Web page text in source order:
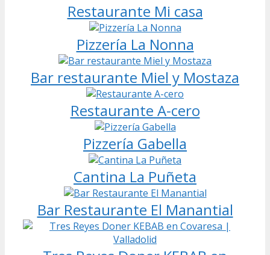
Restaurante Mi casa
Pizzería La Nonna
Bar restaurante Miel y Mostaza
Restaurante A-cero
Pizzería Gabella
Cantina La Puñeta
Bar Restaurante El Manantial